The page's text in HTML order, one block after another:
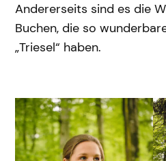
Andererseits sind es die
Buchen, die so
„Triesel“ haben.